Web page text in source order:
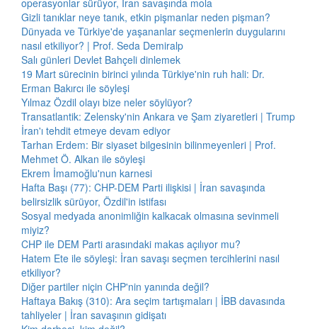
operasyonlar sürüyor, İran savaşında mola
Gizli tanıklar neye tanık, etkin pişmanlar neden pişman?
Dünyada ve Türkiye'de yaşananlar seçmenlerin duygularını
nasıl etkiliyor? | Prof. Seda Demiralp
Salı günleri Devlet Bahçeli dinlemek
19 Mart sürecinin birinci yılında Türkiye'nin ruh hali: Dr.
Erman Bakırcı ile söyleşi
Yılmaz Özdil olayı bize neler söylüyor?
Transatlantik: Zelensky'nin Ankara ve Şam ziyaretleri | Trump
İran'ı tehdit etmeye devam ediyor
Tarhan Erdem: Bir siyaset bilgesinin bilinmeyenleri | Prof.
Mehmet Ö. Alkan ile söyleşi
Ekrem İmamoğlu'nun karnesi
Hafta Başı (77): CHP-DEM Parti ilişkisi | İran savaşında
belirsizlik sürüyor, Özdil'in istifası
Sosyal medyada anonimliğin kalkacak olmasına sevinmeli
miyiz?
CHP ile DEM Parti arasındaki makas açılıyor mu?
Hatem Ete ile söyleşi: İran savaşı seçmen tercihlerini nasıl
etkiliyor?
Diğer partiler niçin CHP'nin yanında değil?
Haftaya Bakış (310): Ara seçim tartışmaları | İBB davasında
tahliyeler | İran savaşının gidişatı